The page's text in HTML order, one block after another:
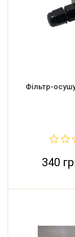
Фільтр-
340